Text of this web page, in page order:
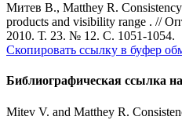
Митев В., Matthey R.
products and visibility range . //
2010. Т. 23. № 12. С. 1051-1054.
Скопировать ссылку в буфер
Библиографическая ссылка
Mitev V. and Matthey R.